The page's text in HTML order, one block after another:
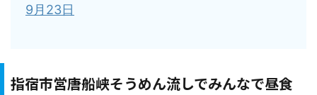
9月23日
指宿市営唐船峡そうめん流しでみんなで昼食